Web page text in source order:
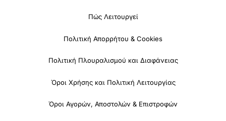
Πώς Λειτουργεί
Πολιτική Απορρήτου & Cookies
Πολιτική Πλουραλισμού και Διαφάνειας
Όροι Χρήσης και Πολιτική Λειτουργίας
Όροι Αγορών, Αποστολών & Επιστροφών